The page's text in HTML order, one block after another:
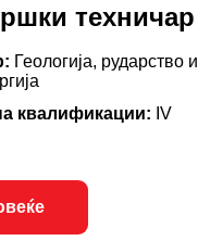
техничар
Геологија, рударство и
квалификации: IV